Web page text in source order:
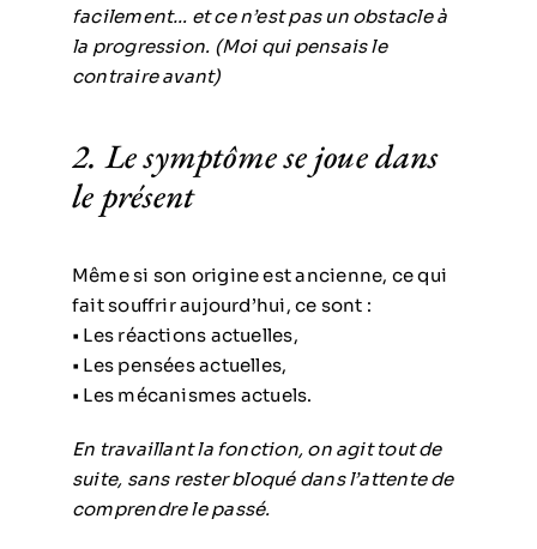
facilement… et ce n’est pas un obstacle à
la progression. (Moi qui pensais le
contraire avant)
2. Le symptôme se joue dans
le présent
Même si son origine est ancienne, ce qui
fait souffrir aujourd’hui, ce sont :
• Les réactions actuelles,
• Les pensées actuelles,
• Les mécanismes actuels.
En travaillant la fonction, on agit tout de
suite, sans rester bloqué dans l’attente de
comprendre le passé.